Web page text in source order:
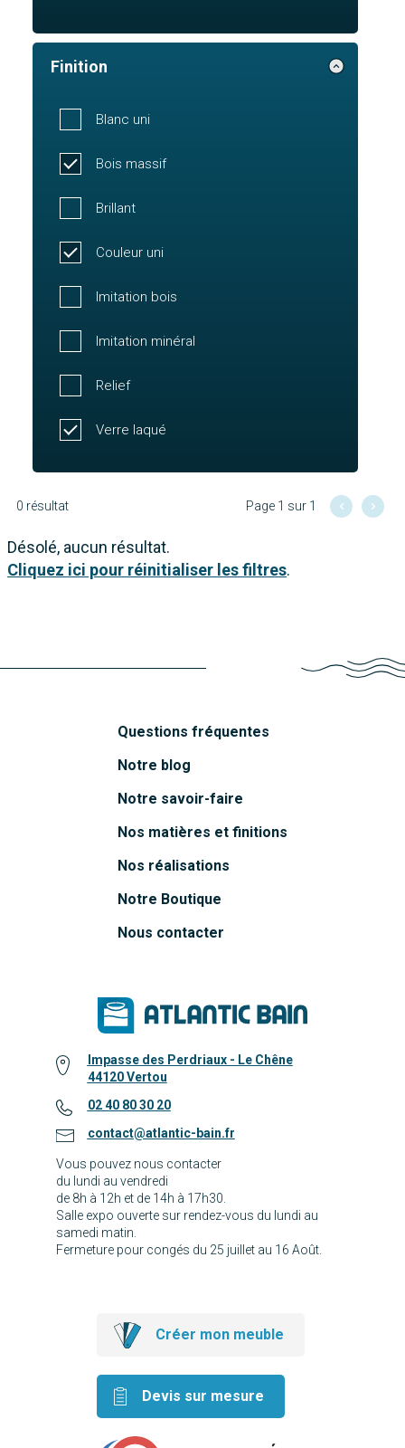
Finition
Blanc uni
Bois massif
Brillant
Couleur uni
Imitation bois
Imitation minéral
Relief
Verre laqué
0 résultat Page 1 sur 1
Désolé, aucun résultat.
Cliquez ici pour réinitialiser les filtres.
Questions fréquentes
Notre blog
Notre savoir-faire
Nos matières et finitions
Nos réalisations
Notre Boutique
Nous contacter
Impasse des Perdriaux - Le Chêne
44120 Vertou
02 40 80 30 20
contact@atlantic-bain.fr
Vous pouvez nous contacter
du lundi au vendredi
de 8h à 12h et de 14h à 17h30.
Salle expo ouverte sur rendez-vous du lundi au
samedi matin.
Fermeture pour congés du 25 juillet au 16 Août.
Créer mon meuble
Devis sur mesure